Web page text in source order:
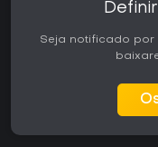
Seja notificado por